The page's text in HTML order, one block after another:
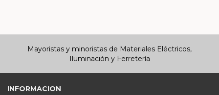
Mayoristas y minoristas de Materiales Eléctricos,
Iluminación y Ferretería
INFORMACION